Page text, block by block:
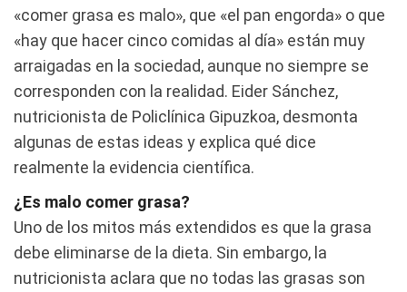
«comer grasa es malo», que «el pan engorda» o que
«hay que hacer cinco comidas al día» están muy
arraigadas en la sociedad, aunque no siempre se
corresponden con la realidad. Eider Sánchez,
nutricionista de Policlínica Gipuzkoa, desmonta
algunas de estas ideas y explica qué dice
realmente la evidencia científica.
¿Es malo comer grasa?
Uno de los mitos más extendidos es que la grasa
debe eliminarse de la dieta. Sin embargo, la
nutricionista aclara que no todas las grasas son